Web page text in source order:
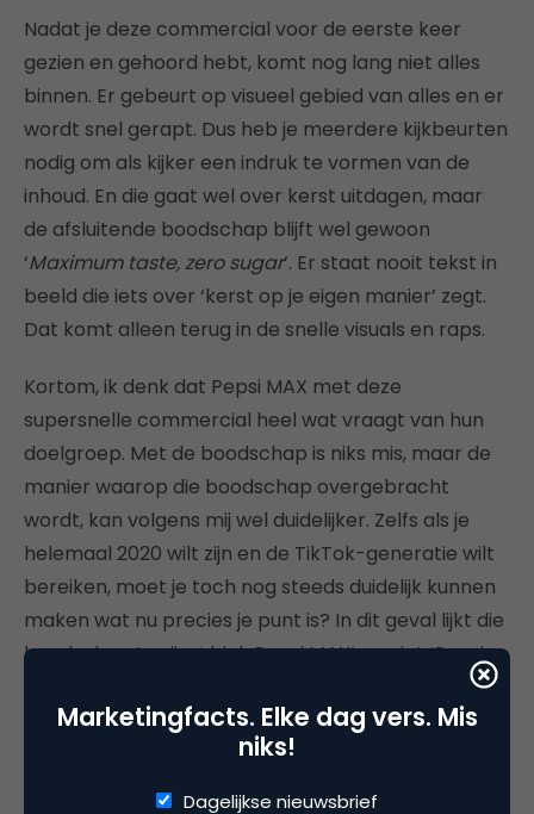
Nadat je deze commercial voor de eerste keer
gezien en gehoord hebt, komt nog lang niet alles
binnen. Er gebeurt op visueel gebied van alles en er
wordt snel gerapt. Dus heb je meerdere kijkbeurten
nodig om als kijker een indruk te vormen van de
inhoud. En die gaat wel over kerst uitdagen, maar
de afsluitende boodschap blijft wel gewoon
‘Maximum taste, zero sugar‘. Er staat nooit tekst in
beeld die iets over ‘kerst op je eigen manier’ zegt.
Dat komt alleen terug in de snelle visuals en raps.
Kortom, ik denk dat Pepsi MAX met deze
supersnelle commercial heel wat vraagt van hun
doelgroep. Met de boodschap is niks mis, maar de
manier waarop die boodschap overgebracht
wordt, kan volgens mij wel duidelijker. Zelfs als je
helemaal 2020 wilt zijn en de TikTok-generatie wilt
bereiken, moet je toch nog steeds duidelijk kunnen
maken wat nu precies je punt is? In dit geval lijkt die
boodschap te zijn: ‘drink Pepsi MAX’ en niet ‘Pepsi
vieren’.
Marketingfacts. Elke dag vers. Mis
niks!
Dagelijkse nieuwsbrief